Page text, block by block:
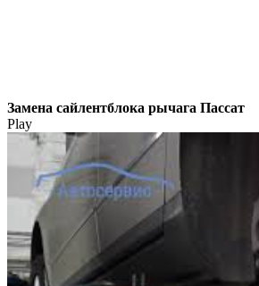
Замена сайлентблока рычага Пассат
Play